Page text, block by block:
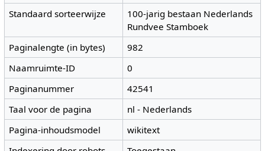
Standaard sorteerwijze
100-jarig bestaan Nederlands
Rundvee Stamboek
Paginalengte (in bytes)
982
Naamruimte-ID
0
Paginanummer
42541
Taal voor de pagina
nl - Nederlands
Pagina-inhoudsmodel
wikitext